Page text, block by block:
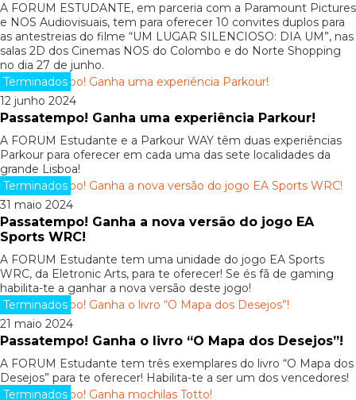
A FORUM ESTUDANTE, em parceria com a Paramount Pictures
e NOS Audiovisuais, tem para oferecer 10 convites duplos para
as antestreias do filme “UM LUGAR SILENCIOSO: DIA UM”, nas
salas 2D dos Cinemas NOS do Colombo e do Norte Shopping
no dia 27 de junho.
Terminados
12 junho 2024
Passatempo! Ganha uma experiência Parkour!
A FORUM Estudante e a Parkour WAY têm duas experiências
Parkour para oferecer em cada uma das sete localidades da
grande Lisboa!
Terminados
31 maio 2024
Passatempo! Ganha a nova versão do jogo EA
Sports WRC!
A FORUM Estudante tem uma unidade do jogo EA Sports
WRC, da Eletronic Arts, para te oferecer! Se és fã de gaming
habilita-te a ganhar a nova versão deste jogo!
Terminados
21 maio 2024
Passatempo! Ganha o livro “O Mapa dos Desejos”!
A FORUM Estudante tem três exemplares do livro “O Mapa dos
Desejos” para te oferecer! Habilita-te a ser um dos vencedores!
Terminados